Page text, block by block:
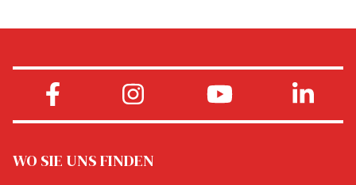
WO SIE UNS FINDEN